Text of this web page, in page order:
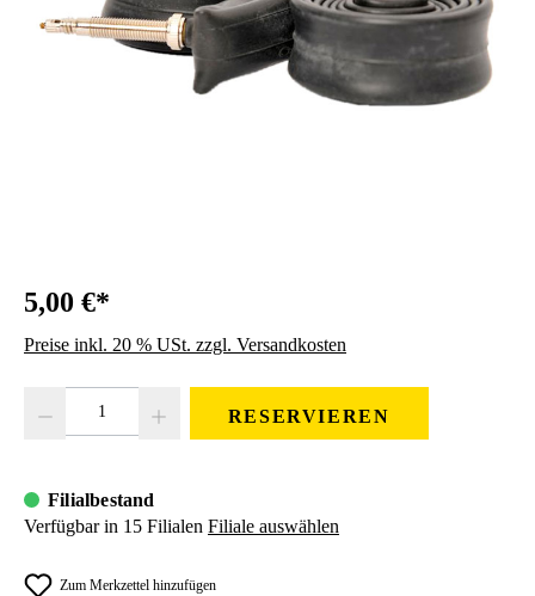
5,00 €*
Preise inkl. 20 % USt. zzgl. Versandkosten
RESERVIEREN
Filialbestand
Verfügbar in 15 Filialen Filiale auswählen
Zum Merkzettel hinzufügen